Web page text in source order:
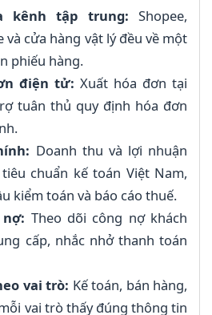
kênh tập trung: Shopee,
và cửa hàng vật lý đều về một
phiếu hàng.
điện tử: Xuất hóa đơn tại
tuân thủ quy định hóa đơn
Doanh thu và lợi nhuận
chuẩn kế toán Việt Nam,
kiểm toán và báo cáo thuế.
Theo dõi công nợ khách
cấp, nhắc nhở thanh toán
vai trò: Kế toán, bán hàng,
vai trò thấy đúng thông tin